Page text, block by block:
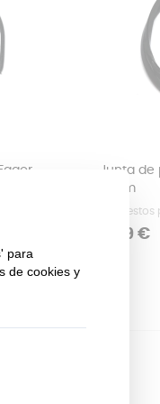
Junta de
61 cm
Precio
6,99 €